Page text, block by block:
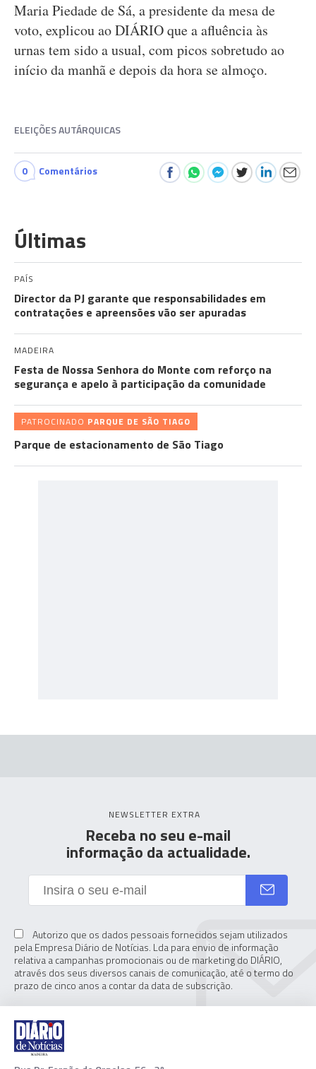
Maria Piedade de Sá, a presidente da mesa de
voto, explicou ao DIÁRIO que a afluência às
urnas tem sido a usual, com picos sobretudo ao
início da manhã e depois da hora se almoço.
ELEIÇÕES AUTÁRQUICAS
0 Comentários
Últimas
PAÍS
Director da PJ garante que responsabilidades em
contratações e apreensões vão ser apuradas
MADEIRA
Festa de Nossa Senhora do Monte com reforço na
segurança e apelo à participação da comunidade
PATROCINADO PARQUE DE SÃO TIAGO
Parque de estacionamento de São Tiago
NEWSLETTER EXTRA
Receba no seu e-mail
informação da actualidade.
Autorizo que os dados pessoais fornecidos sejam utilizados
pela Empresa Diário de Notícias. Lda para envio de informação
relativa a campanhas promocionais ou de marketing do DIÁRIO,
através dos seus diversos canais de comunicação, até o termo do
prazo de cinco anos a contar da data de subscrição.